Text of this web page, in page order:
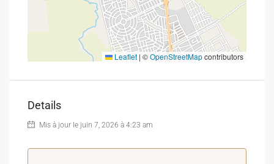
Prix négociable.
Possibilité de céder le mobilier selon accord.
Pour plus d’informations ou organiser une visite, merci
Leaflet | ©OpenStreetMapcontributors
Details
Mis à jour le juin 7, 2026 à 4:23 am